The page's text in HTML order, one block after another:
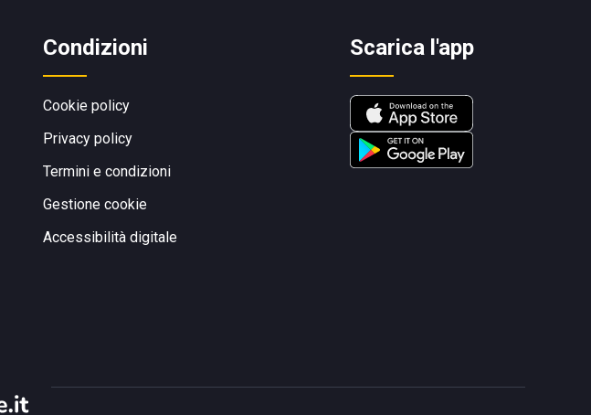
Condizioni
Cookie policy
Privacy policy
Termini e condizioni
Gestione cookie
Accessibilità digitale
Scarica l'app